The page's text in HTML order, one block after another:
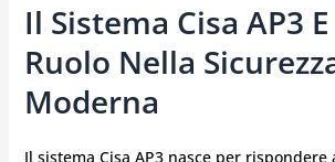
Il Sistema Cisa AP3
Ruolo Nella
Moderna
Il sistema Cisa AP3 nasce per rispondere